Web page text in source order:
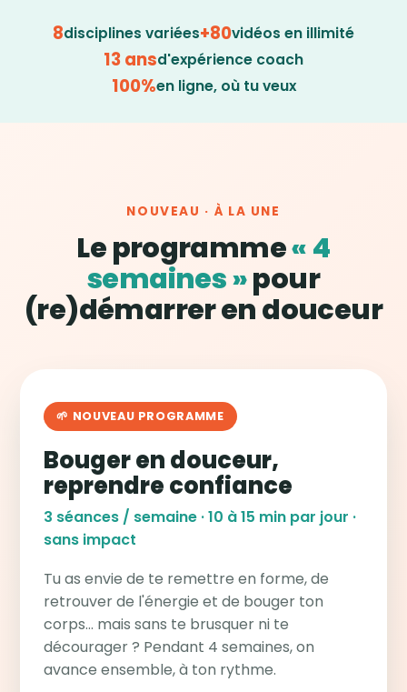
8disciplines variées+80vidéos en illimité
13 ansd'expérience coach
100%en ligne, où tu veux
NOUVEAU · À LA UNE
Le programme« 4
semaines »pour
(re)démarrer en douceur
🌱 NOUVEAU PROGRAMME
Bouger en douceur,
reprendre confiance
3 séances / semaine · 10 à 15 min par jour ·
sans impact
Tu as envie de te remettre en forme, de
retrouver de l'énergie et de bouger ton
corps… mais sans te brusquer ni te
décourager ? Pendant 4 semaines, on
avance ensemble, à ton rythme.